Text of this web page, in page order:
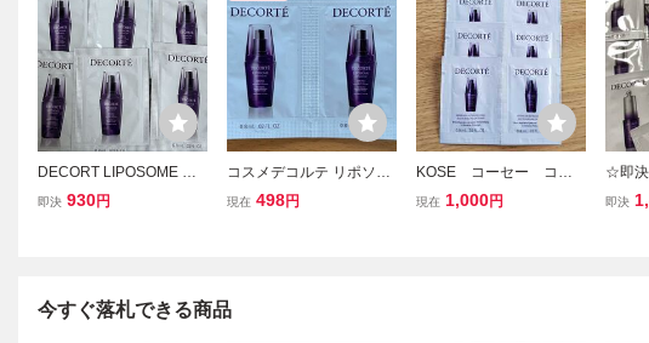
DECORT LIPOSOME コ
スメデコルテ リポソーム
即決 930円
コスメデコルテ リポソー
ムアドバンストリペアセ
現在 498円
KOSE コーセー コス
メデコルテ リポソーム
現在 1,000円
☆即
リポ
即決
今すぐ落札できる商品